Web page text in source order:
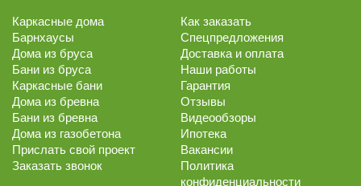
Каркасные дома
Барнхаусы
Дома из бруса
Бани из бруса
Каркасные бани
Дома из бревна
Бани из бревна
Дома из газобетона
Прислать свой проект
Заказать звонок
Как заказать
Спецпредложения
Доставка и оплата
Наши работы
Гарантия
Отзывы
Видеообзоры
Ипотека
Вакансии
Политика
конфиденциальности